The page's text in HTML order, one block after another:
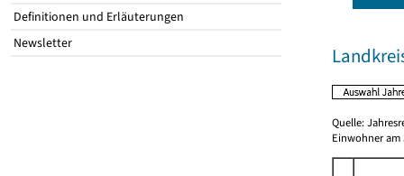
Definitionen und Erläuterungen
Newsletter
Quelle:
Einwohner am